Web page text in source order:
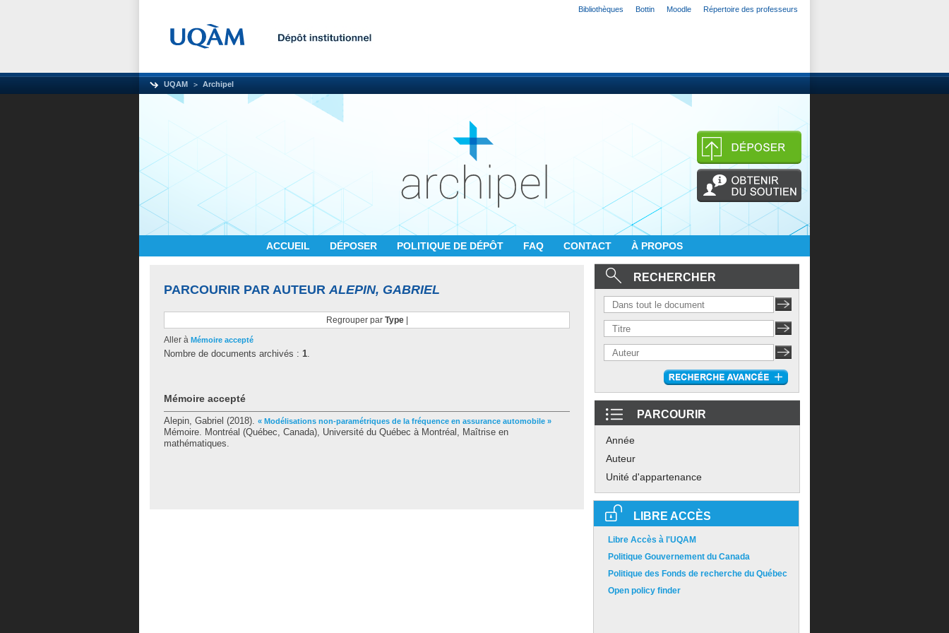
Bibliothèques Bottin Moodle Répertoire des professeurs
UQAM Archipel
ACCUEIL DÉPOSER POLITIQUE DE DÉPÔT FAQ CONTACT À PROPOS
PARCOURIR PAR AUTEURALEPIN, GABRIEL
Regrouper par Type|
Aller à Mémoire accepté
Nombre de documents archivés : 1.
Mémoire accepté
Alepin, Gabriel (2018). « Modélisations non-paramétriques de la fréquence en assurance automobile »
Mémoire. Montréal (Québec, Canada), Université du Québec à Montréal, Maîtrise en
mathématiques.
RECHERCHER
PARCOURIR
Année
Auteur
Unité d'appartenance
LIBRE ACCÈS
Libre Accès à l'UQAM
Politique Gouvernement du Canada
Politique des Fonds de recherche du Québec
Open policy finder